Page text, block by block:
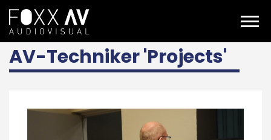
DE Über uns
AV-Techniker-Projects
AV-Techniker 'Projects'